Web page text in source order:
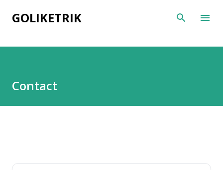
Skip to main content
GOLIKETRIK
Contact